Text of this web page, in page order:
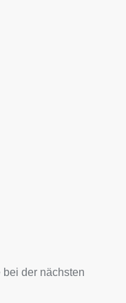
der nächsten